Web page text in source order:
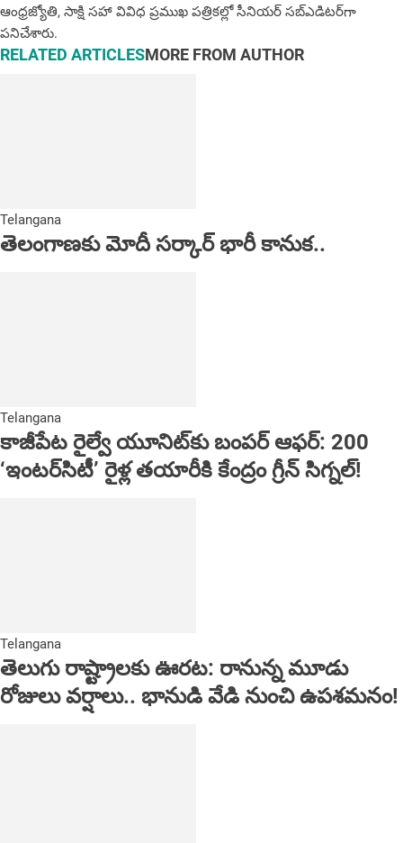
ఆంధ్ర‌జ్యోతి, సాక్షి స‌హా వివిధ ప్ర‌ముఖ‌ ప‌త్రిక‌ల్లో సీనియ‌ర్‌ స‌బ్ఎడిట‌ర్‌గా
ప‌నిచేశారు.
RELATED ARTICLESMORE FROM AUTHOR
Telangana
తెలంగాణకు మోదీ సర్కార్ భారీ కానుక..
Telangana
కాజీపేట రైల్వే యూనిట్‌కు బంపర్ ఆఫర్: 200
‘ఇంటర్‌సిటీ’ రైళ్ల తయారీకి కేంద్రం గ్రీన్ సిగ్నల్!
Telangana
తెలుగు రాష్ట్రాలకు ఊరట: రానున్న మూడు
రోజులు వర్షాలు.. భానుడి వేడి నుంచి ఉపశమనం!